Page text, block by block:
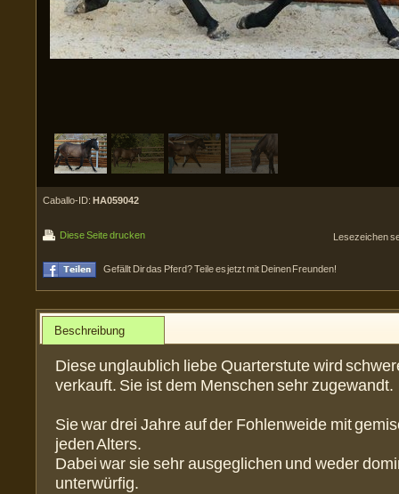
Caballo-ID: HA059042
Diese Seite drucken Lesezeichen
Gefällt Dir das Pferd? Teile es jetzt mit Deinen Freunden!
Beschreibung
Diese unglaublich liebe Quarterstute wird
verkauft. Sie ist dem Menschen sehr zugewandt.
Sie war drei Jahre auf der Fohlenweide mit
jeden Alters.
Dabei war sie sehr ausgeglichen und weder
unterwürfig.